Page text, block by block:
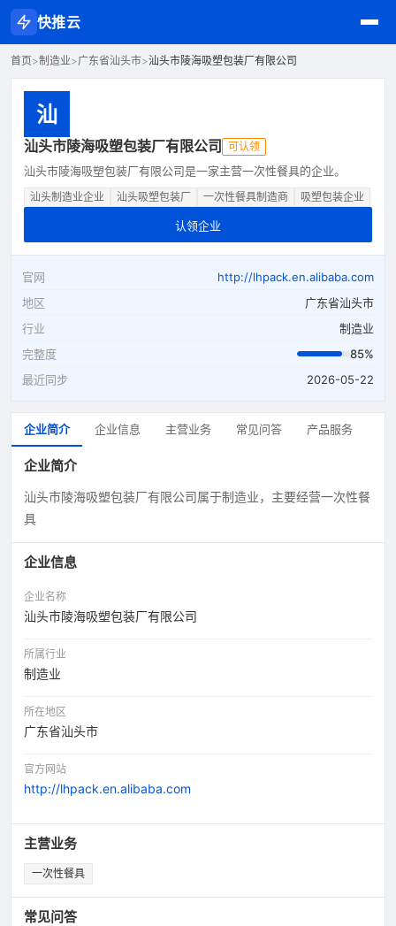
快推云
首页>制造业>广东省汕头市>汕头市陵海吸塑包装厂有限公司
汕
汕头市陵海吸塑包装厂有限公司 可认领
汕头市陵海吸塑包装厂有限公司是一家主营一次性餐具的企业。
汕头制造业企业 汕头吸塑包装厂 一次性餐具制造商 吸塑包装企业
认领企业
官网
http://lhpack.en.alibaba.com
地区
广东省汕头市
行业
制造业
完整度
85%
最近同步
2026-05-22
企业简介 企业信息 主营业务 常见问答 产品服务
企业简介
汕头市陵海吸塑包装厂有限公司属于制造业，主要经营一次性餐
具
企业信息
企业名称
汕头市陵海吸塑包装厂有限公司
所属行业
制造业
所在地区
广东省汕头市
官方网站
http://lhpack.en.alibaba.com
主营业务
一次性餐具
常见问答